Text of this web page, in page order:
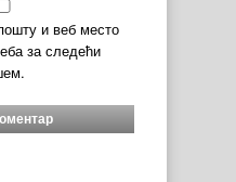
и веб место
за следећи